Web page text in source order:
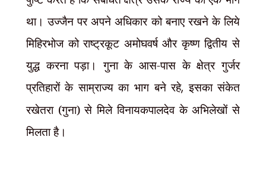
था। उज्जैन पर अपने अधिकार को बनाए रखने के लिये
मिहिरभोज को राष्ट्रकूट अमोघवर्ष और कृष्ण द्वितीय से
युद्ध करना पड़ा। गुना के आस-पास के क्षेत्र गुर्जर
प्रतिहारों के साम्राज्य का भाग बने रहे,इसका संकेत
रखेतरा (गुना) से मिले विनायकपालदेव के अभिलेखों से
मिलता है।